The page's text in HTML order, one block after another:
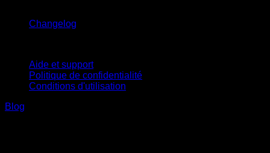
Changelog
Aide et support
Politique de confidentialité
Conditions d'utilisation
Blog